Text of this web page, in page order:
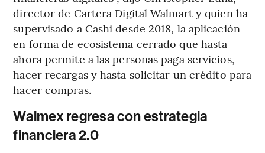
director de Cartera Digital Walmart y quien ha
supervisado a Cashi desde 2018, la aplicación
en forma de ecosistema cerrado que hasta
ahora permite a las personas paga servicios,
hacer recargas y hasta solicitar un crédito para
hacer compras.
Walmex regresa con estrategia
financiera 2.0